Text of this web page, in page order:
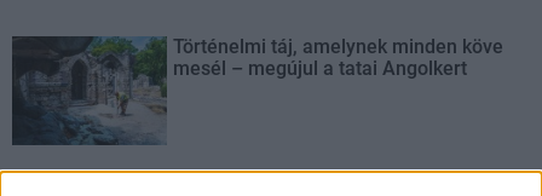
Történelmi táj, amelynek minden köve
mesél – megújul a tatai Angolkert
M1 bővítés: már zajlik a teljesen új